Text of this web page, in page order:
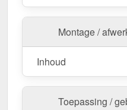
Montage /
Inhoud
Toepassing /